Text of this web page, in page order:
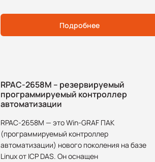
Подробнее
RPAC-2658M – резервируемый
программируемый контроллер
автоматизации
RPAC-2658M — это Win-GRAF ПАК
(программируемый контроллер
автоматизации) нового поколения на базе
Linux от ICP DAS. Он оснащен